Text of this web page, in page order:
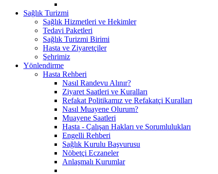
Sağlık Turizmi
Sağlık Hizmetleri ve Hekimler
Tedavi Paketleri
Sağlık Turizmi Birimi
Hasta ve Ziyaretçiler
Şehrimiz
Yönlendirme
Hasta Rehberi
Nasıl Randevu Alınır?
Ziyaret Saatleri ve Kuralları
Refakat Politikamız ve Refakatçi Kuralları
Nasıl Muayene Olurum?
Muayene Saatleri
Hasta - Çalışan Hakları ve Sorumlulukları
Engelli Rehberi
Sağlık Kurulu Başvurusu
Nöbetçi Eczaneler
Anlaşmalı Kurumlar